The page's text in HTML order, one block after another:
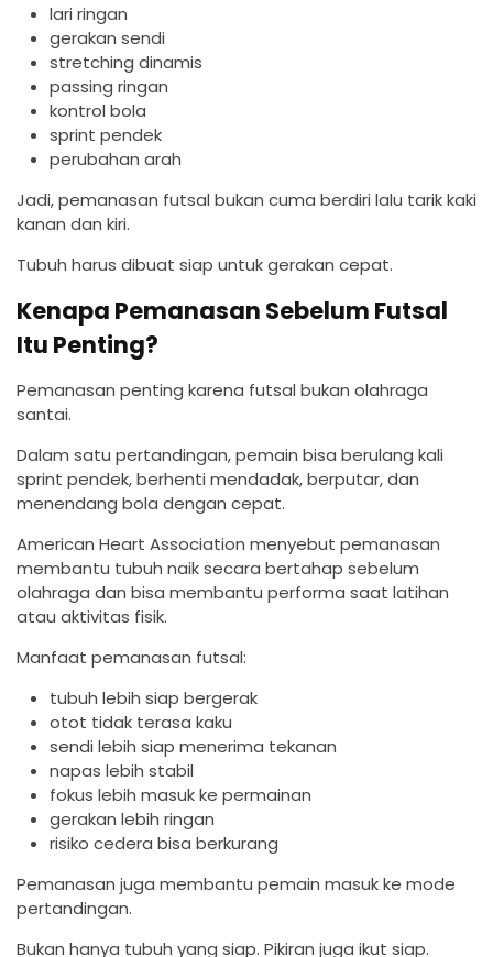
lari ringan
gerakan sendi
stretching dinamis
passing ringan
kontrol bola
sprint pendek
perubahan arah
Jadi, pemanasan futsal bukan cuma berdiri lalu tarik kaki
kanan dan kiri.
Tubuh harus dibuat siap untuk gerakan cepat.
Kenapa Pemanasan Sebelum Futsal
Itu Penting?
Pemanasan penting karena futsal bukan olahraga
santai.
Dalam satu pertandingan, pemain bisa berulang kali
sprint pendek, berhenti mendadak, berputar, dan
menendang bola dengan cepat.
American Heart Association menyebut pemanasan
membantu tubuh naik secara bertahap sebelum
olahraga dan bisa membantu performa saat latihan
atau aktivitas fisik.
Manfaat pemanasan futsal:
tubuh lebih siap bergerak
otot tidak terasa kaku
sendi lebih siap menerima tekanan
napas lebih stabil
fokus lebih masuk ke permainan
gerakan lebih ringan
risiko cedera bisa berkurang
Pemanasan juga membantu pemain masuk ke mode
pertandingan.
Bukan hanya tubuh yang siap. Pikiran juga ikut siap.